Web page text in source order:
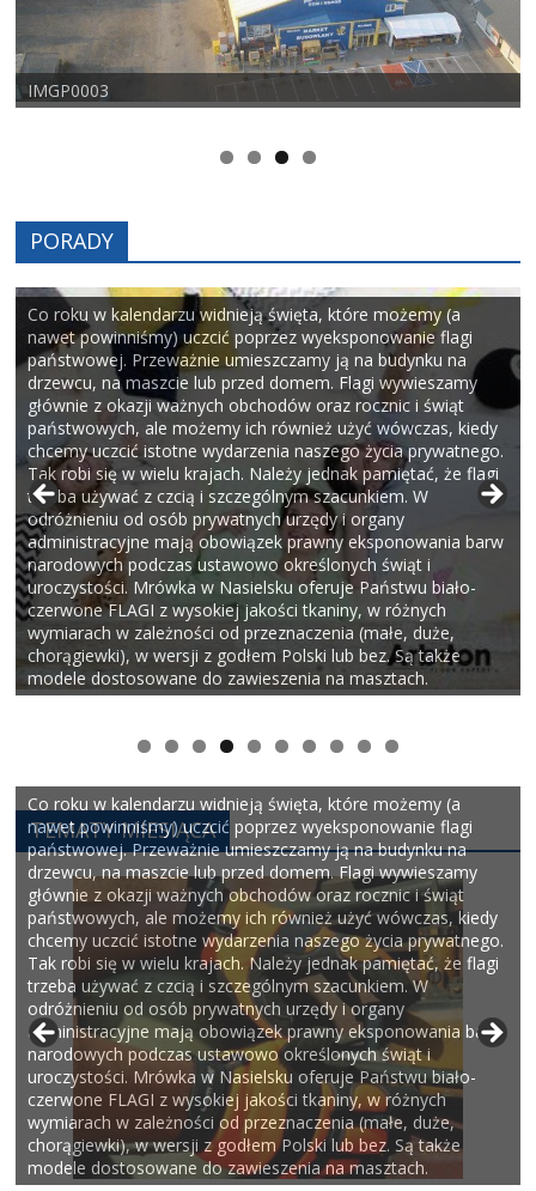
IMGP0003
PORADY
Co roku w kalendarzu widnieją święta, które możemy (a
nawet powinniśmy) uczcić poprzez wyeksponowanie flagi
państwowej. Przeważnie umieszczamy ją na budynku na
drzewcu, na maszcie lub przed domem. Flagi wywieszamy
głównie z okazji ważnych obchodów oraz rocznic i świąt
państwowych, ale możemy ich również użyć wówczas, kiedy
chcemy uczcić istotne wydarzenia naszego życia prywatnego.
Tak robi się w wielu krajach. Należy jednak pamiętać, że flagi
trzeba używać z czcią i szczególnym szacunkiem. W
odróżnieniu od osób prywatnych urzędy i organy
administracyjne mają obowiązek prawny eksponowania barw
narodowych podczas ustawowo określonych świąt i
uroczystości. Mrówka w Nasielsku oferuje Państwu biało-
czerwone FLAGI z wysokiej jakości tkaniny, w różnych
wymiarach w zależności od przeznaczenia (małe, duże,
chorągiewki), w wersji z godłem Polski lub bez. Są także
modele dostosowane do zawieszenia na masztach.
0
TEMATY MIESIĄCA
Co roku w kalendarzu widnieją święta, które możemy (a
nawet powinniśmy) uczcić poprzez wyeksponowanie flagi
państwowej. Przeważnie umieszczamy ją na budynku na
drzewcu, na maszcie lub przed domem. Flagi wywieszamy
głównie z okazji ważnych obchodów oraz rocznic i świąt
państwowych, ale możemy ich również użyć wówczas, kiedy
chcemy uczcić istotne wydarzenia naszego życia prywatnego.
Tak robi się w wielu krajach. Należy jednak pamiętać, że flagi
trzeba używać z czcią i szczególnym szacunkiem. W
odróżnieniu od osób prywatnych urzędy i organy
administracyjne mają obowiązek prawny eksponowania barw
narodowych podczas ustawowo określonych świąt i
uroczystości. Mrówka w Nasielsku oferuje Państwu biało-
czerwone FLAGI z wysokiej jakości tkaniny, w różnych
wymiarach w zależności od przeznaczenia (małe, duże,
chorągiewki), w wersji z godłem Polski lub bez. Są także
modele dostosowane do zawieszenia na masztach.